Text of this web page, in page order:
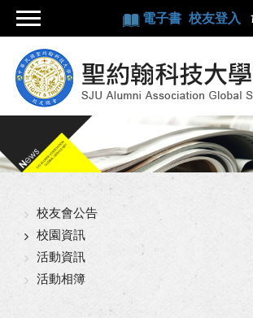
電子書 校友登入
校友會公告
校園資訊
活動資訊
活動相簿